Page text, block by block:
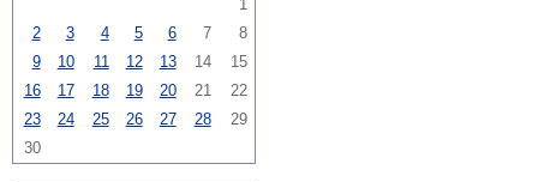
1
2
3 4 5 6 7
8
9
10 11 12 13 14
15
16
17 18 19 20 21
22
23
24 25 26 27 28
29
30